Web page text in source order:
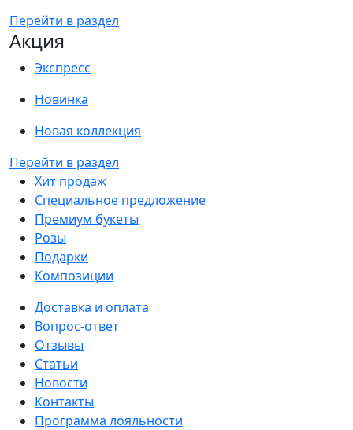
Перейти в раздел
Акция
Экспресс
Новинка
Новая коллекция
Перейти в раздел
Хит продаж
Специальное предложение
Премиум букеты
Розы
Подарки
Композиции
Доставка и оплата
Вопрос-ответ
Отзывы
Статьи
Новости
Контакты
Программа лояльности